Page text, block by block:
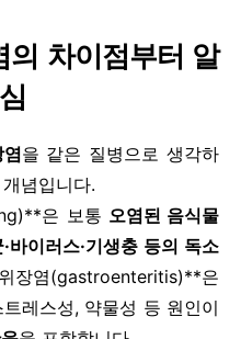
의 차이점부터 알
을 같은 질병으로 생각하
념입니다.
은 보통 오염된 음식물
바이러스·기생충 등의 독소
장염(gastroenteritis)**은
레스성, 약물성 등 원인이